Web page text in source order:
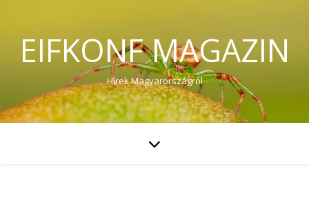
EIFKONF MAGAZIN
Hírek Magyarországról